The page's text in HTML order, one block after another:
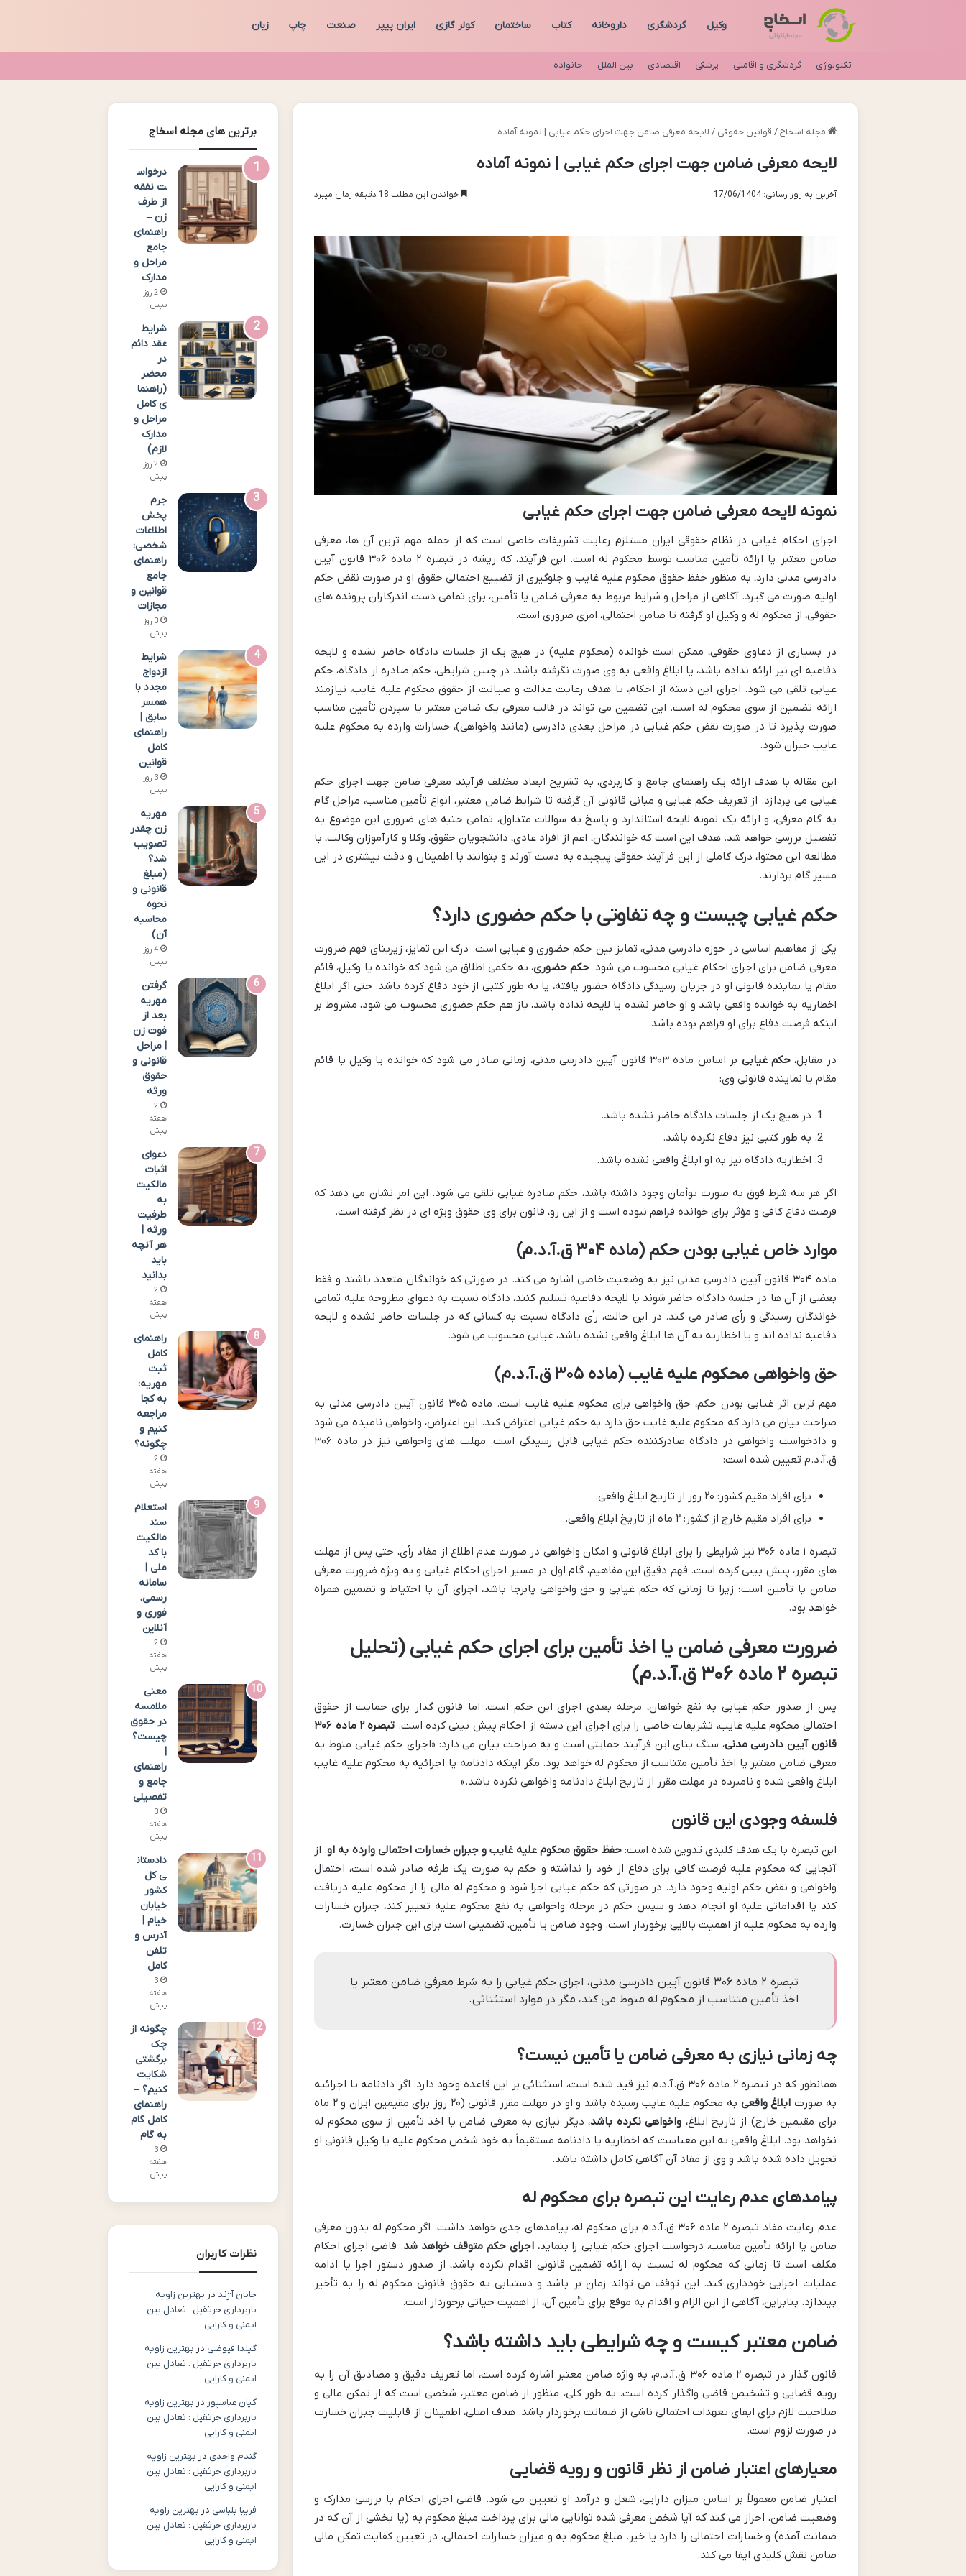
وکیل گردشگری داروخانه کتاب ساختمان کولر گازی ایران پیپر صنعت چاپ زبان
تکنولوژی گردشگری و اقامتی پزشکی اقتصادی بین الملل خانواده
مجله اسخاج / قوانین حقوقی / لایحه معرفی ضامن جهت اجرای حکم غیابی | نمونه آماده
لایحه معرفی ضامن جهت اجرای حکم غیابی | نمونه آماده
آخرین به روز رسانی: 17/06/1404 خواندن این مطلب 18 دقیقه زمان میبرد
نمونه لایحه معرفی ضامن جهت اجرای حکم غیابی
اجرای احکام غیابی در نظام حقوقی ایران مستلزم رعایت تشریفات خاصی است که از جمله مهم ترین آن ها، معرفی
ضامن معتبر یا ارائه تأمین مناسب توسط محکوم له است. این فرآیند، که ریشه در تبصره ۲ ماده ۳۰۶ قانون آیین
دادرسی مدنی دارد، به منظور حفظ حقوق محکوم علیه غایب و جلوگیری از تضییع احتمالی حقوق او در صورت نقض حکم
اولیه صورت می گیرد. آگاهی از مراحل و شرایط مربوط به معرفی ضامن یا تأمین، برای تمامی دست اندرکاران پرونده های
حقوقی، از محکوم له و وکیل او گرفته تا ضامن احتمالی، امری ضروری است.
در بسیاری از دعاوی حقوقی، ممکن است خوانده (محکوم علیه) در هیچ یک از جلسات دادگاه حاضر نشده و لایحه
دفاعیه ای نیز ارائه نداده باشد، یا ابلاغ واقعی به وی صورت نگرفته باشد. در چنین شرایطی، حکم صادره از دادگاه، حکم
غیابی تلقی می شود. اجرای این دسته از احکام، با هدف رعایت عدالت و صیانت از حقوق محکوم علیه غایب، نیازمند
ارائه تضمین از سوی محکوم له است. این تضمین می تواند در قالب معرفی یک ضامن معتبر یا سپردن تأمین مناسب
صورت پذیرد تا در صورت نقض حکم غیابی در مراحل بعدی دادرسی (مانند واخواهی)، خسارات وارده به محکوم علیه
غایب جبران شود.
این مقاله با هدف ارائه یک راهنمای جامع و کاربردی، به تشریح ابعاد مختلف فرآیند معرفی ضامن جهت اجرای حکم
غیابی می پردازد. از تعریف حکم غیابی و مبانی قانونی آن گرفته تا شرایط ضامن معتبر، انواع تأمین مناسب، مراحل گام
به گام معرفی، و ارائه یک نمونه لایحه استاندارد و پاسخ به سوالات متداول، تمامی جنبه های ضروری این موضوع به
تفصیل بررسی خواهد شد. هدف این است که خوانندگان، اعم از افراد عادی، دانشجویان حقوق، وکلا و کارآموزان وکالت، با
مطالعه این محتوا، درک کاملی از این فرآیند حقوقی پیچیده به دست آورند و بتوانند با اطمینان و دقت بیشتری در این
مسیر گام بردارند.
حکم غیابی چیست و چه تفاوتی با حکم حضوری دارد؟
یکی از مفاهیم اساسی در حوزه دادرسی مدنی، تمایز بین حکم حضوری و غیابی است. درک این تمایز، زیربنای فهم ضرورت
معرفی ضامن برای اجرای احکام غیابی محسوب می شود. حکم حضوری، به حکمی اطلاق می شود که خوانده یا وکیل، قائم
مقام یا نماینده قانونی او در جریان رسیدگی دادگاه حضور یافته، یا به طور کتبی از خود دفاع کرده باشد. حتی اگر ابلاغ
اخطاریه به خوانده واقعی باشد و او حاضر نشده یا لایحه نداده باشد، باز هم حکم حضوری محسوب می شود، مشروط بر
اینکه فرصت دفاع برای او فراهم بوده باشد.
در مقابل،حکم غیابی
بر اساس ماده ۳۰۳ قانون آیین دادرسی مدنی، زمانی صادر می شود که خوانده یا وکیل یا قائم
مقام یا نماینده قانونی وی:
در هیچ یک از جلسات دادگاه حاضر نشده باشد.
به طور کتبی نیز دفاع نکرده باشد.
اخطاریه دادگاه نیز به او ابلاغ واقعی نشده باشد.
اگر هر سه شرط فوق به صورت توأمان وجود داشته باشد، حکم صادره غیابی تلقی می شود. این امر نشان می دهد که
فرصت دفاع کافی و مؤثر برای خوانده فراهم نبوده است و از این رو، قانون برای وی حقوق ویژه ای در نظر گرفته است.
موارد خاص غیابی بودن حکم (ماده ۳۰۴ ق.آ.د.م)
ماده ۳۰۴ قانون آیین دادرسی مدنی نیز به وضعیت خاصی اشاره می کند. در صورتی که خواندگان متعدد باشند و فقط
بعضی از آن ها در جلسه دادگاه حاضر شوند یا لایحه دفاعیه تسلیم کنند، دادگاه نسبت به دعوای مطروحه علیه تمامی
خواندگان رسیدگی و رأی صادر می کند. در این حالت، رأی دادگاه نسبت به کسانی که در جلسات حاضر نشده و لایحه
دفاعیه نداده اند و یا اخطاریه به آن ها ابلاغ واقعی نشده باشد، غیابی محسوب می شود.
حق واخواهی محکوم علیه غایب (ماده ۳۰۵ ق.آ.د.م)
مهم ترین اثر غیابی بودن حکم، حق واخواهی برای محکوم علیه غایب است. ماده ۳۰۵ قانون آیین دادرسی مدنی به
صراحت بیان می دارد که محکوم علیه غایب حق دارد به حکم غیابی اعتراض کند. این اعتراض، واخواهی نامیده می شود
و دادخواست واخواهی در دادگاه صادرکننده حکم غیابی قابل رسیدگی است. مهلت های واخواهی نیز در ماده ۳۰۶
ق.آ.د.م تعیین شده است:
برای افراد مقیم کشور: ۲۰ روز از تاریخ ابلاغ واقعی.
برای افراد مقیم خارج از کشور: ۲ ماه از تاریخ ابلاغ واقعی.
تبصره ۱ ماده ۳۰۶ نیز شرایطی را برای ابلاغ قانونی و امکان واخواهی در صورت عدم اطلاع از مفاد رأی، حتی پس از مهلت
های مقرر، پیش بینی کرده است. فهم دقیق این مفاهیم، گام اول در مسیر اجرای احکام غیابی و به ویژه ضرورت معرفی
ضامن یا تأمین است؛ زیرا تا زمانی که حکم غیابی و حق واخواهی پابرجا باشد، اجرای آن با احتیاط و تضمین همراه
خواهد بود.
ضرورت معرفی ضامن یا اخذ تأمین برای اجرای حکم غیابی (تحلیل
تبصره ۲ ماده ۳۰۶ ق.آ.د.م)
پس از صدور حکم غیابی به نفع خواهان، مرحله بعدی اجرای این حکم است. اما قانون گذار برای حمایت از حقوق
احتمالی محکوم علیه غایب، تشریفات خاصی را برای اجرای این دسته از احکام پیش بینی کرده است.
تبصره ۲ ماده ۳۰۶
قانون آیین دادرسی مدنی، سنگ بنای این فرآیند حمایتی است و به صراحت بیان می دارد: «اجرای حکم غیابی منوط به
معرفی ضامن معتبر یا اخذ تأمین متناسب از محکوم له خواهد بود. مگر اینکه دادنامه یا اجرائیه به محکوم علیه غایب
ابلاغ واقعی شده و نامبرده در مهلت مقرر از تاریخ ابلاغ دادنامه واخواهی نکرده باشد.»
فلسفه وجودی این قانون
این تبصره با یک هدف کلیدی تدوین شده است:حفظ حقوق محکوم علیه غایب و جبران خسارات احتمالی وارده به او. از
آنجایی که محکوم علیه فرصت کافی برای دفاع از خود را نداشته و حکم به صورت یک طرفه صادر شده است، احتمال
واخواهی و نقض حکم اولیه وجود دارد. در صورتی که حکم غیابی اجرا شود و محکوم له مالی را از محکوم علیه دریافت
کند یا اقداماتی علیه او انجام دهد و سپس حکم در مرحله واخواهی به نفع محکوم علیه تغییر کند، جبران خسارات
وارده به محکوم علیه از اهمیت بالایی برخوردار است. وجود ضامن یا تأمین، تضمینی است برای این جبران خسارت.
تبصره ۲ ماده ۳۰۶ قانون آیین دادرسی مدنی، اجرای حکم غیابی را به شرط معرفی ضامن معتبر یا
اخذ تأمین متناسب از محکوم له منوط می کند، مگر در موارد استثنائی.
چه زمانی نیازی به معرفی ضامن یا تأمین نیست؟
همانطور که در تبصره ۲ ماده ۳۰۶ ق.آ.د.م نیز قید شده است، استثنائی بر این قاعده وجود دارد. اگر دادنامه یا اجرائیه
به صورت ابلاغ واقعی
به محکوم علیه غایب رسیده باشد و او در مهلت مقرر قانونی (۲۰ روز برای مقیمین ایران و ۲ ماه
برای مقیمین خارج) از تاریخ ابلاغ، واخواهی نکرده باشد، دیگر نیازی به معرفی ضامن یا اخذ تأمین از سوی محکوم له
نخواهد بود. ابلاغ واقعی به این معناست که اخطاریه یا دادنامه مستقیماً به خود شخص محکوم علیه یا وکیل قانونی او
تحویل داده شده باشد و وی از مفاد آن آگاهی کامل داشته باشد.
پیامدهای عدم رعایت این تبصره برای محکوم له
عدم رعایت مفاد تبصره ۲ ماده ۳۰۶ ق.آ.د.م برای محکوم له، پیامدهای جدی خواهد داشت. اگر محکوم له بدون معرفی
ضامن یا ارائه تأمین مناسب، درخواست اجرای حکم غیابی را بنماید،اجرای حکم متوقف خواهد شد. قاضی اجرای احکام
مکلف است تا زمانی که محکوم له نسبت به ارائه تضمین قانونی اقدام نکرده باشد، از صدور دستور اجرا یا ادامه
عملیات اجرایی خودداری کند. این توقف می تواند زمان بر باشد و دستیابی به حقوق قانونی محکوم له را به تأخیر
بیندازد. بنابراین، آگاهی از این الزام و اقدام به موقع برای تأمین آن، از اهمیت حیاتی برخوردار است.
ضامن معتبر کیست و چه شرایطی باید داشته باشد؟
قانون گذار در تبصره ۲ ماده ۳۰۶ ق.آ.د.م، به واژه ضامن معتبر اشاره کرده است، اما تعریف دقیق و مصادیق آن را به
رویه قضایی و تشخیص قاضی واگذار کرده است. به طور کلی، منظور از ضامن معتبر، شخصی است که از تمکن مالی و
صلاحیت لازم برای ایفای تعهدات احتمالی ناشی از ضمانت برخوردار باشد. هدف اصلی، اطمینان از قابلیت جبران خسارت
در صورت لزوم است.
معیارهای اعتبار ضامن از نظر قانون و رویه قضایی
اعتبار ضامن معمولاً بر اساس میزان دارایی، شغل و درآمد او تعیین می شود. قاضی اجرای احکام با بررسی مدارک و
وضعیت ضامن، احراز می کند که آیا شخص معرفی شده توانایی مالی برای پرداخت مبلغ محکوم به (یا بخشی از آن که در
ضمانت آمده) و خسارات احتمالی را دارد یا خیر. مبلغ محکوم به و میزان خسارات احتمالی، در تعیین کفایت تمکن مالی
ضامن نقش کلیدی ایفا می کند.
برترین های مجله اسخاج
درخواس
ت نفقه
از طرف
زن –
راهنمای
جامع
مراحل و
مدارک
2 روز
پیش
شرایط
عقد دائم
در
محضر
(راهنما
ی کامل
مراحل و
مدارک
لازم)
2 روز
پیش
جرم
پخش
اطلاعات
شخصی:
راهنمای
جامع
قوانین و
مجازات
3 روز
پیش
شرایط
ازدواج
مجدد با
همسر
سابق |
راهنمای
کامل
قوانین
3 روز
پیش
مهریه
زن چقدر
تصویب
شد؟
(مبلغ
قانونی و
نحوه
محاسبه
آن)
4 روز
پیش
گرفتن
مهریه
بعد از
فوت زن
| مراحل
قانونی و
حقوق
ورثه
2
هفته
پیش
دعوای
اثبات
مالکیت
به
طرفیت
ورثه |
هر آنچه
باید
بدانید
2
هفته
پیش
راهنمای
کامل
ثبت
مهریه:
به کجا
مراجعه
کنیم و
چگونه؟
2
هفته
پیش
استعلام
سند
مالکیت
با کد
ملی |
سامانه
رسمی،
فوری و
آنلاین
2
هفته
پیش
معنی
ملامسه
در حقوق
چیست؟
|
راهنمای
جامع و
تفصیلی
3
هفته
پیش
دادستان
ی کل
کشور
خیابان
خیام |
آدرس و
تلفن
کامل
3
هفته
پیش
چگونه از
چک
برگشتی
شکایت
کنیم؟ –
راهنمای
کامل گام
به گام
3
هفته
پیش
نظرات کاربران
جانان آژند در بهترین زاویه
باربرداری جرثقیل : تعادل بین
ایمنی و کارایی
گیلدا فیوضی در بهترین زاویه
باربرداری جرثقیل : تعادل بین
ایمنی و کارایی
کیان عباسپور در بهترین زاویه
باربرداری جرثقیل : تعادل بین
ایمنی و کارایی
گندم واحدی در بهترین زاویه
باربرداری جرثقیل : تعادل بین
ایمنی و کارایی
فریبا بلباسی در بهترین زاویه
باربرداری جرثقیل : تعادل بین
ایمنی و کارایی